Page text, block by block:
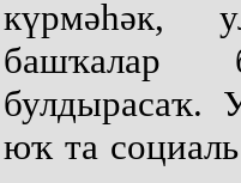
күрмәһәк,
башҡалар
булдырасаҡ.
юҡ та социаль